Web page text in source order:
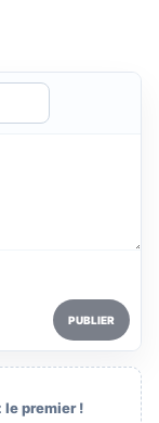
PUBLIER
le premier !